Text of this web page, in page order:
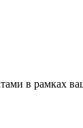
в рамках